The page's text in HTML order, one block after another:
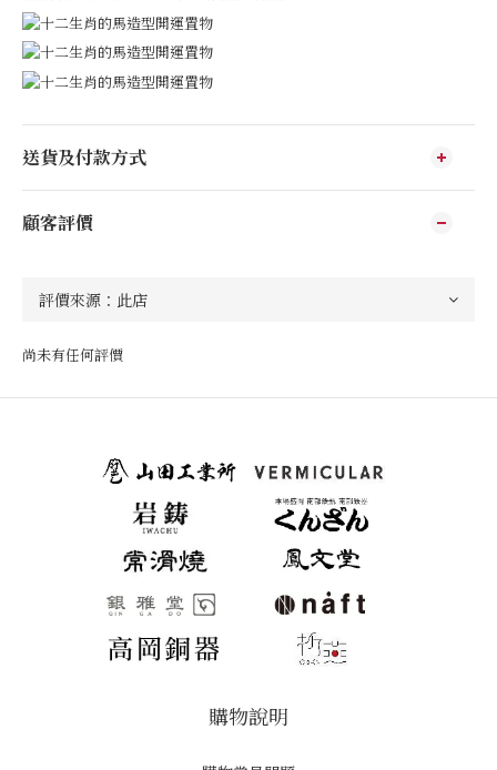
送貨及付款方式
顧客評價
尚未有任何評價
購物說明